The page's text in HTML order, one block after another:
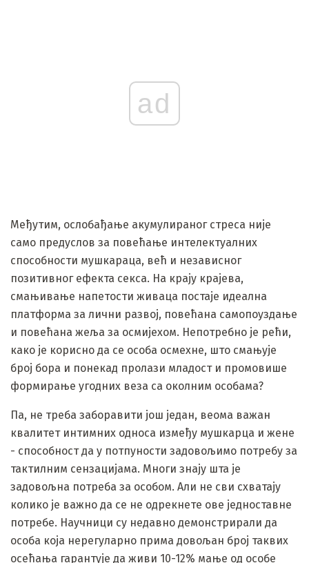
ad
Међутим, ослобађање акумулираног стреса није
само предуслов за повећање интелектуалних
способности мушкараца, већ и независног
позитивног ефекта секса. На крају крајева,
смањивање напетости живаца постаје идеална
платформа за лични развој, повећана самопоуздање
и повећана жеља за осмијехом. Непотребно је рећи,
како је корисно да се особа осмехне, што смањује
број бора и понекад пролази младост и промовише
формирање угодних веза са околним особама?
Па, не треба заборавити још један, веома важан
квалитет интимних односа између мушкарца и жене
- способност да у потпуности задовољимо потребу за
тактилним сензацијама. Многи знају шта је
задовољна потреба за особом. Али не сви схватају
колико је важно да се не одрекнете ове једноставне
потребе. Научници су недавно демонстрирали да
особа која нерегуларно прима довољан број таквих
осећања гарантује да живи 10-12% мање од особе